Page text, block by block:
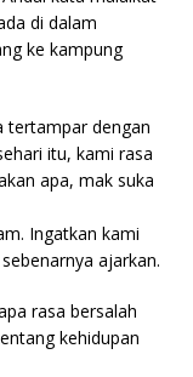
di dalam
ke kampung
tertampar dengan
itu, kami rasa
apa, mak suka
Ingatkan kami
ajarkan.
rasa bersalah
kehidupan